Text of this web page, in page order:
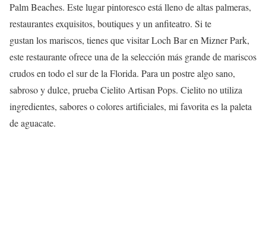
Palm Beaches. Este lugar pintoresco está lleno de altas palmeras,
restaurantes exquisitos, boutiques y un anfiteatro. Si te
gustan los mariscos, tienes que visitar Loch Bar en Mizner Park,
este restaurante ofrece una de la selección más grande de mariscos
crudos en todo el sur de la Florida. Para un postre algo sano,
sabroso y dulce, prueba Cielito Artisan Pops. Cielito no utiliza
ingredientes, sabores o colores artificiales, mi favorita es la paleta
de aguacate.